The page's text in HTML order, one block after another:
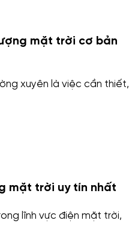
mặt trời cơ bản
xuyên là việc cần thiết,
mặt trời uy tín nhất
lĩnh vực điện mặt trời,